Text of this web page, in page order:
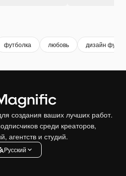
футболка любовь дизайн
создания ваших лучших работ.
среди креаторов,
агентств и студий.
Pусский